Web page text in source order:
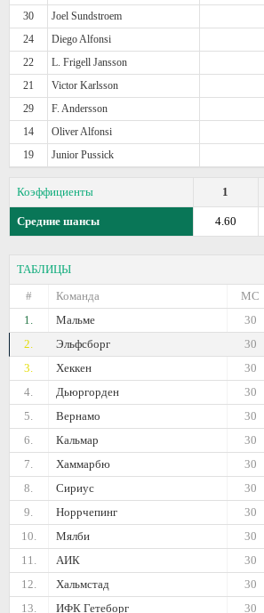
30
Joel Sundstroem
24
Diego Alfonsi
22
L. Frigell Jansson
21
Victor Karlsson
29
F. Andersson
14
Oliver Alfonsi
19
Junior Pussick
Коэффициенты 1
Средние шансы 4.60
ТАБЛИЦЫ
#
Команда
МС
1.
Мальме
30
2.
Эльфсборг
30
3.
Хеккен
30
4.
Дьюргорден
30
5.
Вернамо
30
6.
Кальмар
30
7.
Хаммарбю
30
8.
Сириус
30
9.
Норрчепинг
30
10.
Мялби
30
11.
АИК
30
12.
Хальмстад
30
13.
ИФК Гетеборг 30